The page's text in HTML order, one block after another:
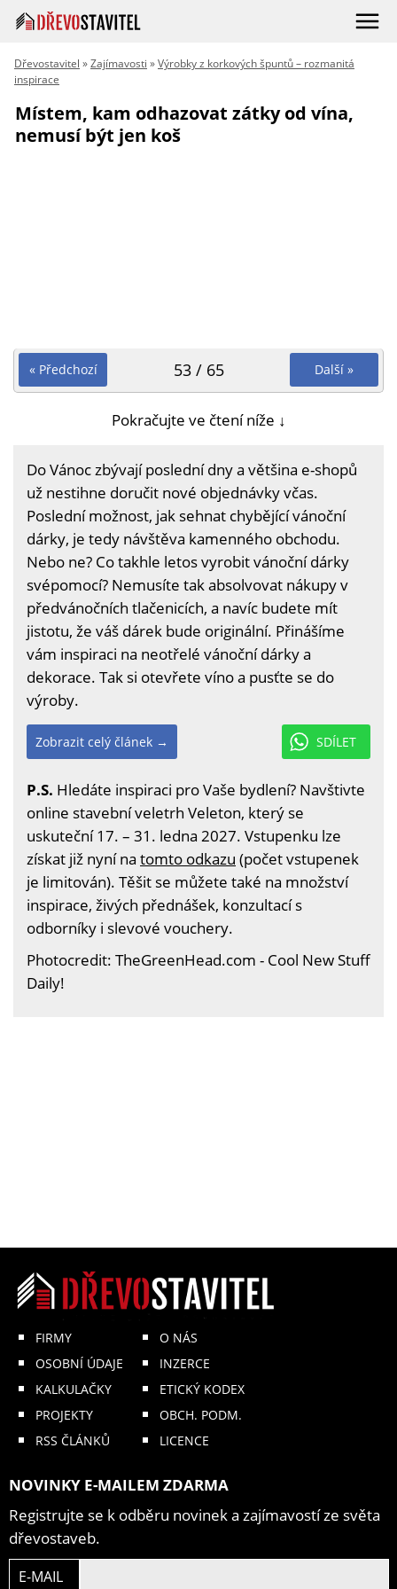
Dřevostavitel »Zajímavosti »Výrobky z korkových špuntů – rozmanitá
inspirace
Místem, kam odhazovat zátky od vína,
nemusí být jen koš
« Předchozí Další »
53 / 65
Pokračujte ve čtení níže ↓
Do Vánoc zbývají poslední dny a většina e-shopů
už nestihne doručit nové objednávky včas.
Poslední možnost, jak sehnat chybějící vánoční
dárky, je tedy návštěva kamenného obchodu.
Nebo ne? Co takhle letos vyrobit vánoční dárky
svépomocí? Nemusíte tak absolvovat nákupy v
předvánočních tlačenicích, a navíc budete mít
jistotu, že váš dárek bude originální. Přinášíme
vám inspiraci na neotřelé vánoční dárky a
dekorace. Tak si otevřete víno a pusťte se do
výroby.
SDÍLET
Zobrazit celý článek →
P.S. Hledáte inspiraci pro Vaše bydlení? Navštivte
online stavební veletrh Veleton, který se
uskuteční 17. – 31. ledna 2027. Vstupenku lze
získat již nyní na tomto odkazu (počet vstupenek
je limitován). Těšit se můžete také na množství
inspirace, živých přednášek, konzultací s
odborníky i slevové vouchery.
Photocredit: TheGreenHead.com - Cool New Stuff
Daily!
FIRMY
OSOBNÍ ÚDAJE
KALKULAČKY
PROJEKTY
RSS ČLÁNKŮ
O NÁS
INZERCE
ETICKÝ KODEX
OBCH. PODM.
LICENCE
NOVINKY E-MAILEM ZDARMA
Registrujte se k odběru novinek a zajímavostí ze světa
dřevostaveb.
E-MAIL